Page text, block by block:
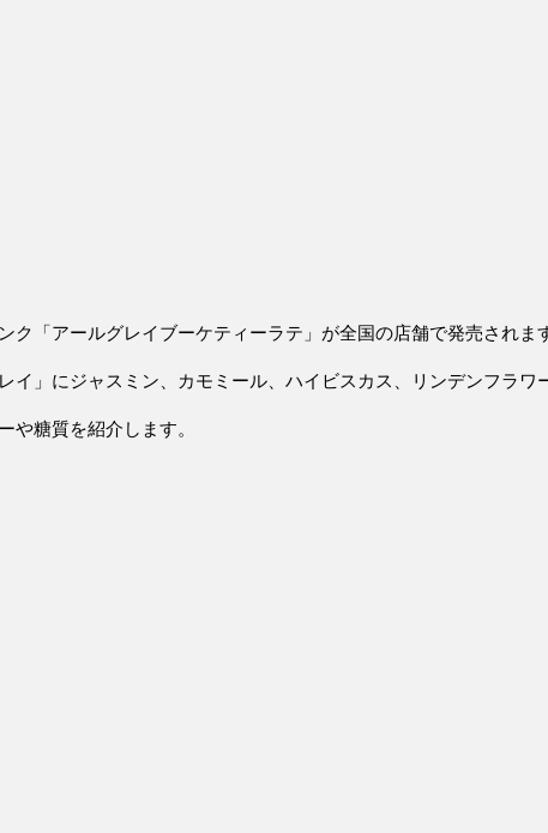
ク「アールグレイブーケティーラテ」が全国の店舗で発売されま
イ」にジャスミン、カモミール、ハイビスカス、リンデンフラワ
や糖質を紹介します。